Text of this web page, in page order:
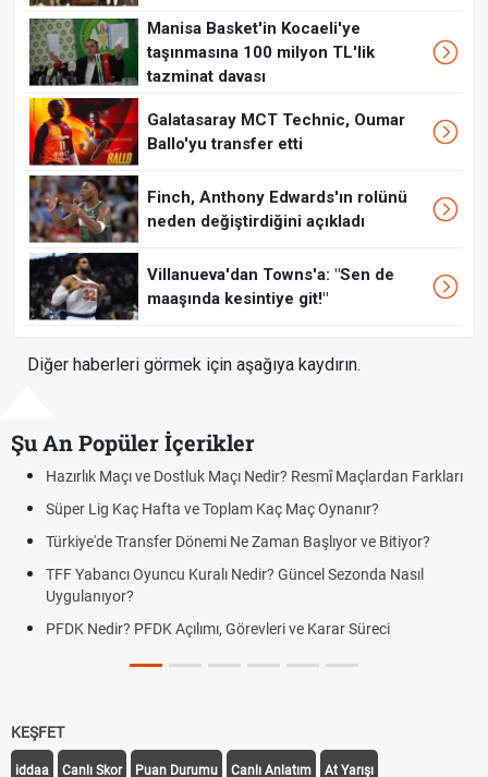
Manisa Basket'in Kocaeli'ye
taşınmasına 100 milyon TL'lik
tazminat davası
Galatasaray MCT Technic, Oumar
Ballo'yu transfer etti
Finch, Anthony Edwards'ın rolünü
neden değiştirdiğini açıkladı
Villanueva'dan Towns'a: "Sen de
maaşında kesintiye git!"
Diğer haberleri görmek için aşağıya kaydırın.
Şu An Popüler İçerikler
Maçlardan Farkları
Oynanır?
ve Bitiyor?
Sezonda Nasıl
Karar Süreci
Puan Durumunda AG, OM ve Diğer
Skor Ne Demek? Sporda Skor ve Sonuç
Futbol Nasıl Oynanır? Temel Futbol
Deplasman Golü Kuralı Nedir? Hangi
DGS Sonuçları Ne Zaman Açıklanacak
KEŞFET